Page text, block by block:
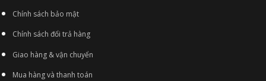
Chính sách bảo mật
Chính sách đổi trả hàng
Giao hàng & vận chuyển
Mua hàng và thanh toán